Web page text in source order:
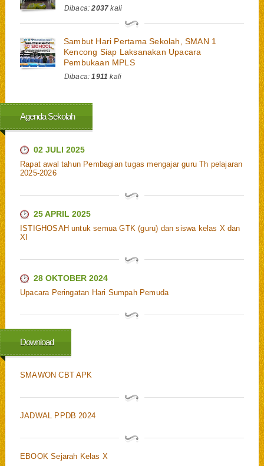
Dibaca:2037 kali
Sambut Hari Pertama Sekolah, SMAN 1
Kencong Siap Laksanakan Upacara
Pembukaan MPLS
Dibaca:1911 kali
Agenda Sekolah
02 JULI 2025
Rapat awal tahun Pembagian tugas mengajar guru Th pelajaran
2025-2026
25 APRIL 2025
ISTIGHOSAH untuk semua GTK (guru) dan siswa kelas X dan
XI
28 OKTOBER 2024
Upacara Peringatan Hari Sumpah Pemuda
Download
SMAWON CBT APK
JADWAL PPDB 2024
EBOOK Sejarah Kelas X